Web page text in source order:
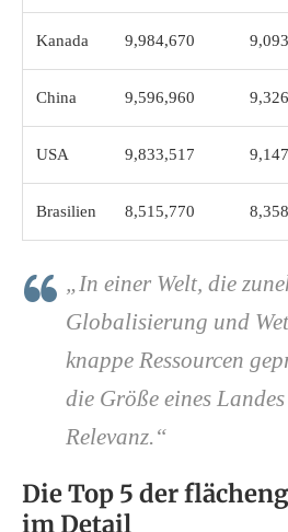
Kanada 9,984,670
China 9,596,960
USA 9,833,517
Brasilien 8,515,770
„In einer Welt, die
Globalisierung und
knappe Ressourcen
die Größe eines
Relevanz.“
Die Top 5 der
im Detail